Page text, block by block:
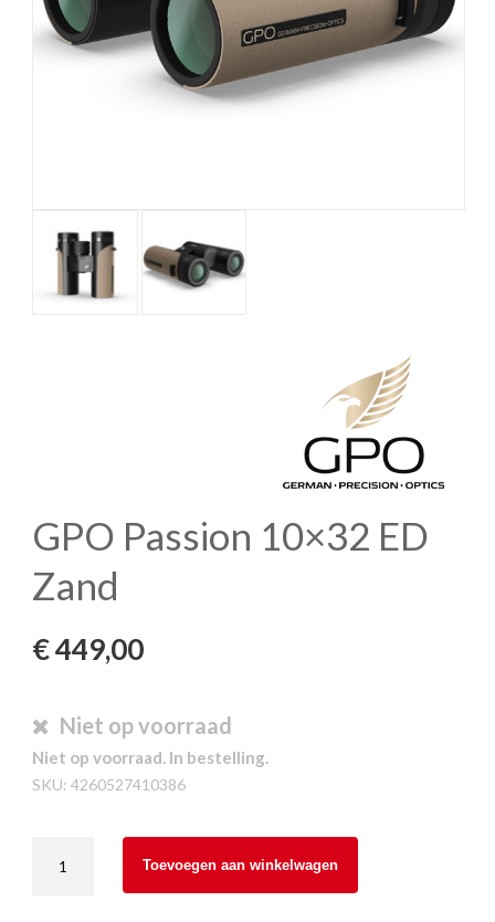
GPO Passion 10×32 ED
Zand
€449,00
Niet op voorraad
Niet op voorraad. In bestelling.
SKU: 4260527410386
Passion
Toevoegen aan winkelwagen